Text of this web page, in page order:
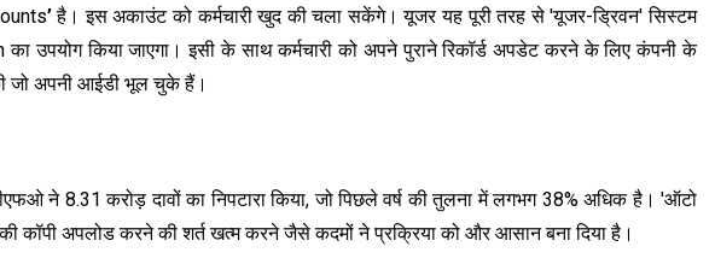
’है। इस अकाउंट को कर्मचारी खुद की चला सकेंगे। यूजर यह पूरी तरह से 'यूजर-ड्रिवन' सिस्टम
उपयोग किया जाएगा। इसी के साथ कर्मचारी को अपने पुराने रिकॉर्ड अपडेट करने के लिए कंपनी के
जो अपनी आईडी भूल चुके हैं।
ने 8.31 करोड़ दावों का निपटारा किया, जो पिछले वर्ष की तुलना में लगभग 38% अधिक है। 'ऑटो
कॉपी अपलोड करने की शर्त खत्म करने जैसे कदमों ने प्रक्रिया को और आसान बना दिया है।